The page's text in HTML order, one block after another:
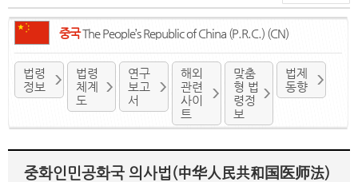
중국The People’s Republic of China (P.R.C.) (CN)
법령
정보
법령
체계
도
연구
보고
서
해외
관련
사이
트
맞춤
형 법
령정
보
법제
동향
중화인민공화국 의사법(中华人民共和国医师法)